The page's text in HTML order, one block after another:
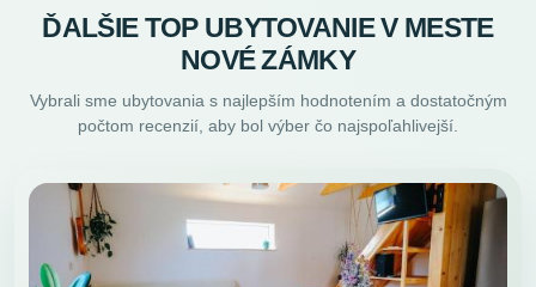
ĎALŠIE TOP UBYTOVANIE V MESTE
NOVÉ ZÁMKY
Vybrali sme ubytovania s najlepším hodnotením a dostatočným
počtom recenzií, aby bol výber čo najspoľahlivejší.